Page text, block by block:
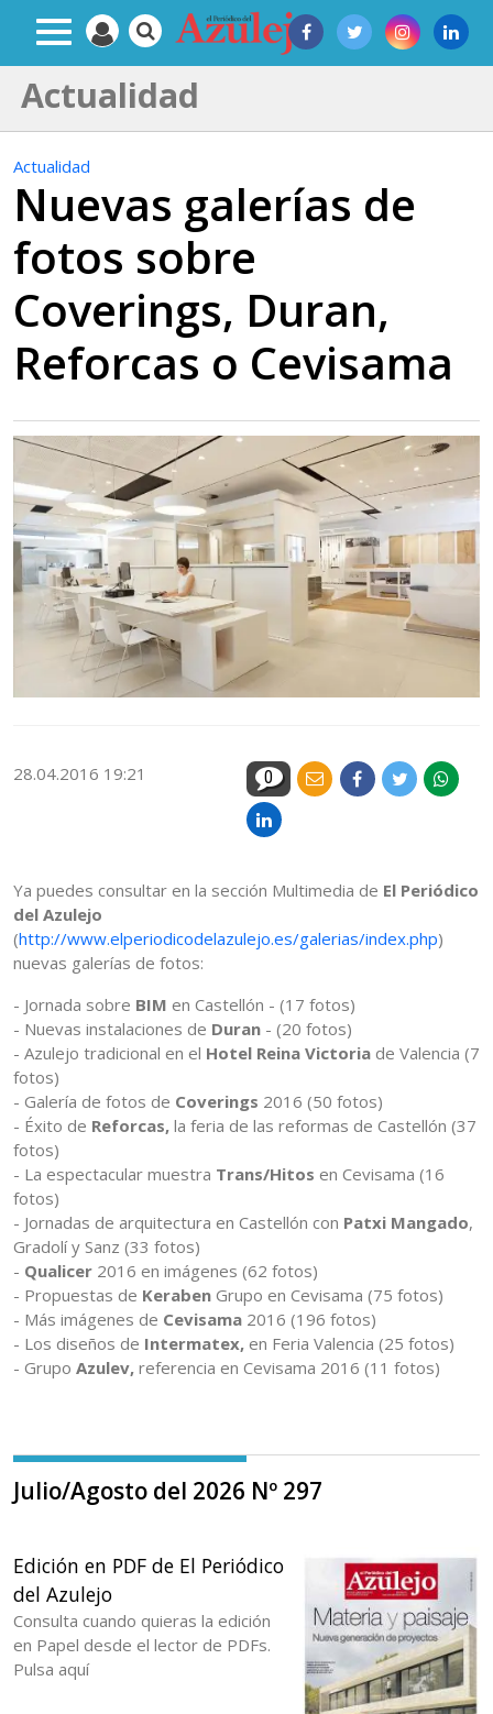
Actualidad
Actualidad
Nuevas galerías de
fotos sobre
Coverings, Duran,
Reforcas o Cevisama
28.04.2016 19:21 0
Ya puedes consultar en la sección Multimedia de El Periódico
del Azulejo
(http://www.elperiodicodelazulejo.es/galerias/index.php)
nuevas galerías de fotos:
- Jornada sobre BIM en Castellón - (17 fotos)
- Nuevas instalaciones de Duran - (20 fotos)
- Azulejo tradicional en el Hotel Reina Victoria de Valencia (7
fotos)
- Galería de fotos de Coverings 2016 (50 fotos)
- Éxito de Reforcas, la feria de las reformas de Castellón (37
fotos)
- La espectacular muestra Trans/Hitos en Cevisama (16
fotos)
- Jornadas de arquitectura en Castellón con Patxi Mangado,
Gradolí y Sanz (33 fotos)
- Qualicer 2016 en imágenes (62 fotos)
- Propuestas de Keraben Grupo en Cevisama (75 fotos)
- Más imágenes de Cevisama 2016 (196 fotos)
- Los diseños de Intermatex, en Feria Valencia (25 fotos)
- Grupo Azulev, referencia en Cevisama 2016 (11 fotos)
Julio/Agosto del 2026 Nº 297
Edición en PDF de El Periódico
del Azulejo
Consulta cuando quieras la edición
en Papel desde el lector de PDFs.
Pulsa aquí